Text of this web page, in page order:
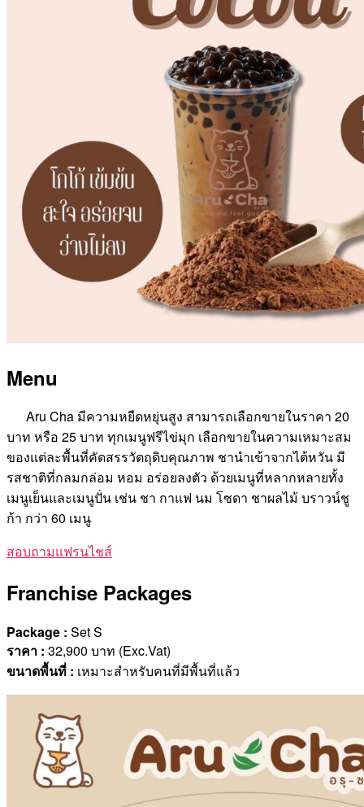
Menu
Aru Cha มีความหยืดหยุ่นสูง สามารถเลือกขายในราคา 20
บาท หรือ 25 บาท ทุกเมนูฟรีไข่มุก เลือกขายในความเหมาะสม
ของแต่ละพื้นที่คัดสรรวัตถุดิบคุณภาพ ชานำเข้าจากไต้หวัน มี
รสชาติที่กลมกล่อม หอม อร่อยลงตัว ด้วยเมนูที่หลากหลายทั้ง
เมนูเย็นและเมนูปั่น เช่น ชา กาแฟ นม โซดา ชาผลไม้ บราวน์ชู
ก้า กว่า 60 เมนู
สอบถามแฟรนไชส์
Franchise Packages
Package : Set S
ราคา : 32,900 บาท (Exc.Vat)
ขนาดพื้นที่ : เหมาะสำหรับคนที่มีพื้นที่แล้ว